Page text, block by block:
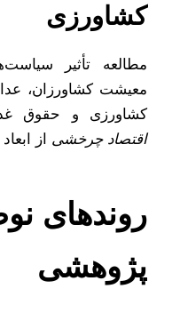
کشاورزی
مطالعه تأثیر
معیشت کشاورزان،
کشاورزی و حقوق
اقتصاد چرخشی از
روندهای
پژوهشی